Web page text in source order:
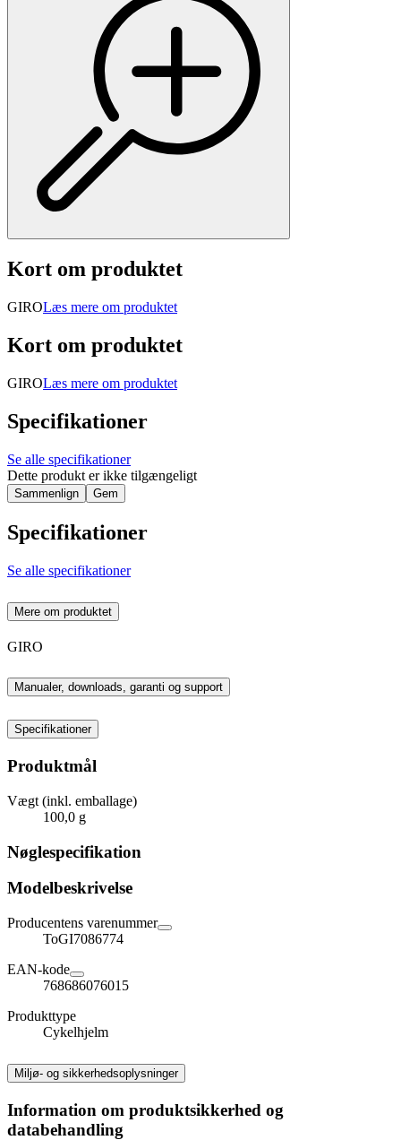
Kort om produktet
GIROLæs mere om produktet
Kort om produktet
GIROLæs mere om produktet
Specifikationer
Se alle specifikationer
Dette produkt er ikke tilgængeligt
Sammenlign Gem
Specifikationer
Se alle specifikationer
Mere om produktet
GIRO
Manualer, downloads, garanti og support
Specifikationer
Produktmål
Vægt (inkl. emballage)
100,0 g
Nøglespecifikation
Modelbeskrivelse
Producentens varenummer
ToGI7086774
EAN-kode
768686076015
Produkttype
Cykelhjelm
Miljø- og sikkerhedsoplysninger
Information om produktsikkerhed og
databehandling